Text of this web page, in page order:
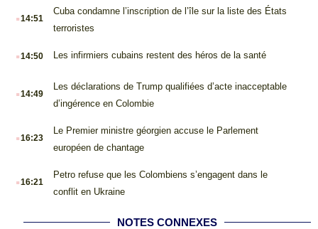
.14:51
Cuba condamne l’inscription de l’île sur la liste des États
terroristes
.14:50 Les infirmiers cubains restent des héros de la santé
.14:49
Les déclarations de Trump qualifiées d’acte inacceptable
d’ingérence en Colombie
.16:23
Le Premier ministre géorgien accuse le Parlement
européen de chantage
.16:21
Petro refuse que les Colombiens s’engagent dans le
conflit en Ukraine
NOTES CONNEXES